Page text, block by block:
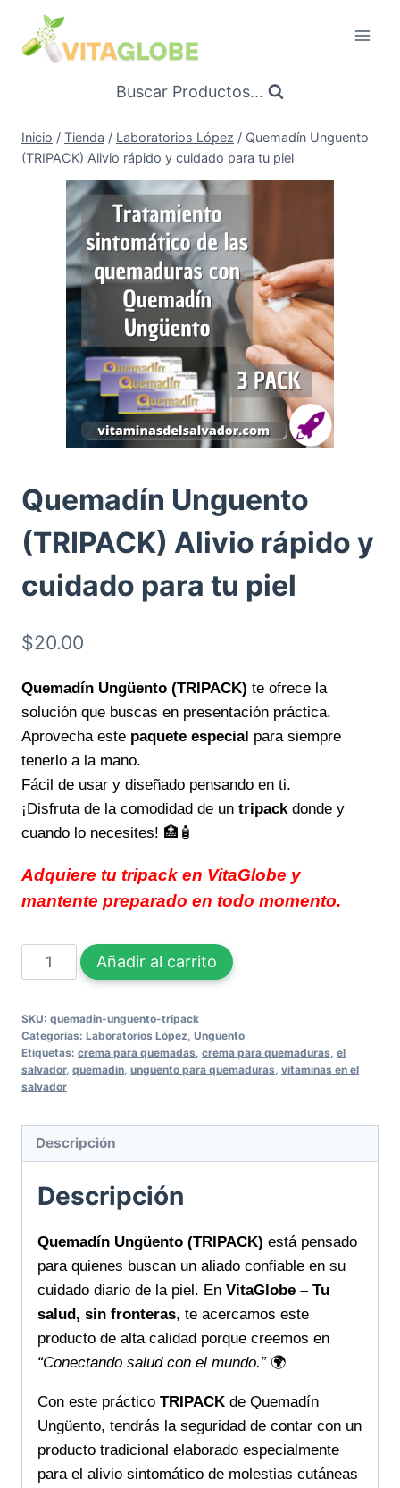
Contenido
Buscar Productos...
Inicio / Tienda / Laboratorios López / Quemadín Unguento
(TRIPACK) Alivio rápido y cuidado para tu piel
Quemadín Unguento
(TRIPACK) Alivio rápido y
cuidado para tu piel
$20.00
Quemadín Ungüento (TRIPACK) te ofrece la
solución que buscas en presentación práctica.
Aprovecha este paquete especial para siempre
tenerlo a la mano.
Fácil de usar y diseñado pensando en ti.
¡Disfruta de la comodidad de un tripackdonde y
cuando lo necesites! 🏥🧴
Adquiere tu tripack en VitaGlobe y
mantente preparado en todo momento.
Quemadín
Unguento
Alivio
rápido
y
para
cantidad
Añadir al carrito
SKU: quemadin-unguento-tripack
Categorías: Laboratorios López Unguento
Etiquetas: crema para quemadas crema para quemaduras el
salvador, quemadin unguento para quemaduras vitaminas en el
salvador
Descripción
Descripción
Quemadín Ungüento (TRIPACK) está pensado
para quienes buscan un aliado confiable en su
cuidado diario de la piel. En VitaGlobe – Tu
salud, sin fronteras, te acercamos este
producto de alta calidad porque creemos en
“Conectando salud con el mundo.”🌍
Con este práctico TRIPACK de Quemadín
Ungüento, tendrás la seguridad de contar con un
producto tradicional elaborado especialmente
para el alivio sintomático de molestias cutáneas